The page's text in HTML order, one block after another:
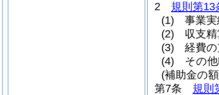
2
規則第13
(1)
事業
(2)
収支
(3)
経費
(4)
その
(補助金の
第7条
規則